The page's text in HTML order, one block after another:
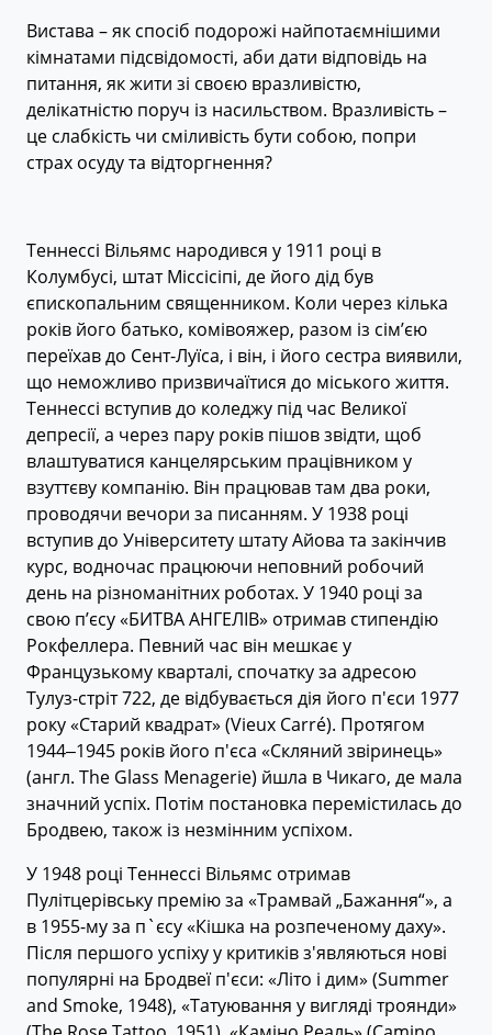
Вистава – як спосіб подорожі найпотаємнішими
кімнатами підсвідомості, аби дати відповідь на
питання, як жити зі своєю вразливістю,
делікатністю поруч із насильством. Вразливість –
це слабкість чи сміливість бути собою, попри
страх осуду та відторгнення?
Теннессі Вільямс народився у 1911 році в
Колумбусі, штат Міссісіпі, де його дід був
єпископальним священником. Коли через кілька
років його батько, комівояжер, разом із сім’єю
переїхав до Сент-Луїса, і він, і його сестра виявили,
що неможливо призвичаїтися до міського життя.
Теннессі вступив до коледжу під час Великої
депресії, а через пару років пішов звідти, щоб
влаштуватися канцелярським працівником у
взуттєву компанію. Він працював там два роки,
проводячи вечори за писанням. У 1938 році
вступив до Університету штату Айова та закінчив
курс, водночас працюючи неповний робочий
день на різноманітних роботах. У 1940 році за
свою п’єсу «БИТВА АНГЕЛІВ» отримав стипендію
Рокфеллера. Певний час він мешкає у
Французькому кварталі, спочатку за адресою
Тулуз-стріт 722, де відбувається дія його п'єси 1977
року «Старий квадрат» (Vieux Carré). Протягом
1944‒1945 років його п'єса «Скляний звіринець»
(англ. The Glass Menagerie) йшла в Чикаго, де мала
значний успіх. Потім постановка перемістилась до
Бродвею, також із незмінним успіхом.
У 1948 році Теннессі Вільямс отримав
Пулітцерівську премію за «Трамвай „Бажання“», а
в 1955-му за п`єсу «Кішка на розпеченому даху».
Після першого успіху у критиків з'являються нові
популярні на Бродвеї п'єси: «Літо і дим» (Summer
and Smoke, 1948), «Татуювання у вигляді троянди»